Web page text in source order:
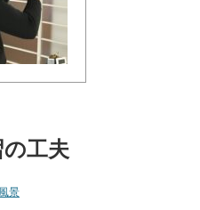
工夫
景